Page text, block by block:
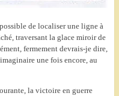
de localiser une ligne à
traversant la glace miroir de
fermement devrais-je dire,
une fois encore, au
la victoire en guerre